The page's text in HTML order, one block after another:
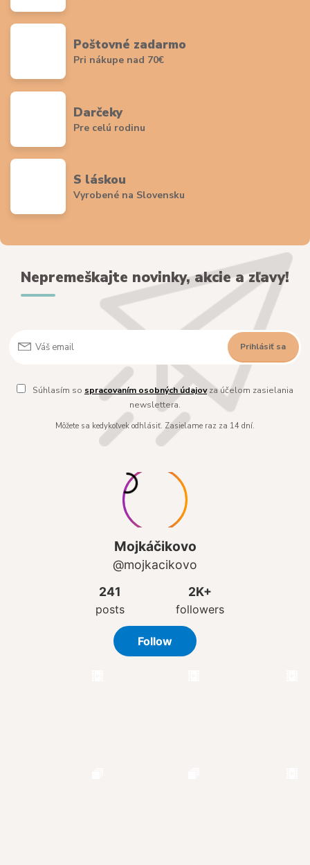
Poštovné zadarmo
Pri nákupe nad 70€
Darčeky
Pre celú rodinu
S láskou
Vyrobené na Slovensku
Nepremeškajte novinky, akcie a zľavy!
Prihlásiť sa
Súhlasím so spracovaním osobných údajovza účelom zasielania
newslettera.
Môžete sa kedykoľvek odhlásiť. Zasielame raz za 14 dní.